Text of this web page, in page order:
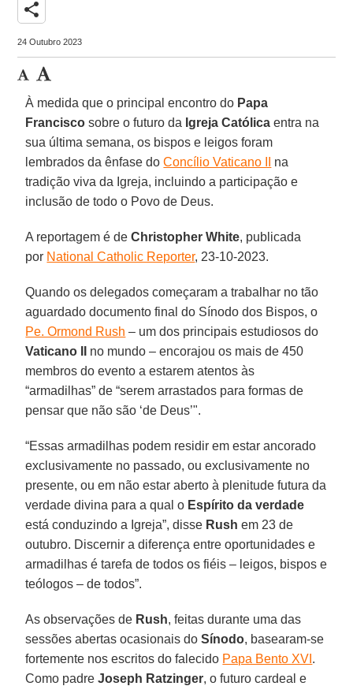
share
24 Outubro 2023
À medida que o principal encontro do Papa
Francisco sobre o futuro da Igreja Católica entra na
sua última semana, os bispos e leigos foram
lembrados da ênfase doConcílio Vaticano II
na
tradição viva da Igreja, incluindo a participação e
inclusão de todo o Povo de Deus.
A reportagem é deChristopher White, publicada
por National Catholic Reporter, 23-10-2023.
Quando os delegados começaram a trabalhar no tão
aguardado documento final do Sínodo dos Bispos, o
Pe. Ormond Rush – um dos principais estudiosos do
Vaticano II
no mundo – encorajou os mais de 450
membros do evento a estarem atentos às
“armadilhas” de “serem arrastados para formas de
pensar que não são ‘de Deus’".
“Essas armadilhas podem residir em estar ancorado
exclusivamente no passado, ou exclusivamente no
presente, ou em não estar aberto à plenitude futura da
verdade divina para a qual o Espírito da verdade
está conduzindo a Igreja”, disse Rush em 23 de
outubro. Discernir a diferença entre oportunidades e
armadilhas é tarefa de todos os fiéis – leigos, bispos e
teólogos – de todos”.
As observações de Rush, feitas durante uma das
sessões abertas ocasionais doSínodo, basearam-se
fortemente nos escritos do falecido Papa Bento XVI .
Como padreJoseph Ratzinger, o futuro cardeal e